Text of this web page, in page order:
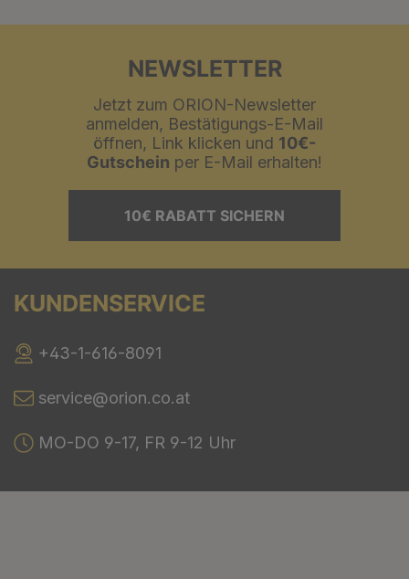
NEWSLETTER
Jetzt zum ORION-Newsletter
anmelden, Bestätigungs-E-Mail
öffnen, Link klicken und 10€-
Gutschein per E-Mail erhalten!
10€ RABATT SICHERN
KUNDENSERVICE
+43-1-616-8091
service@orion.co.at
MO-DO 9-17, FR 9-12 Uhr